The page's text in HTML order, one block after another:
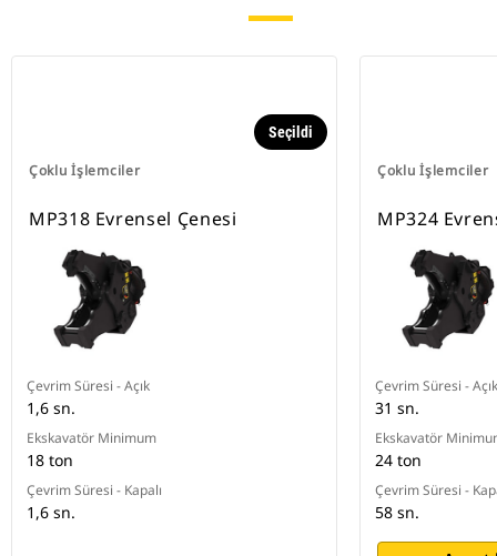
Çoklu İşlemciler
Seçildi
MP318 Evrensel Çenesi
Çevrim Süresi - Açık
1,6 sn.
Ekskavatör Minimum
18 ton
Çevrim Süresi - Kapalı
1,6 sn.
Çoklu İşlemciler
MP324
Çevrim Süresi - Açık
31 sn.
Ekskavatör
24 ton
Çevrim Süresi -
58 sn.